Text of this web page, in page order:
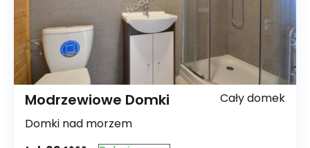
Modrzewiowe Domki
Cały domek
Domki nad morzem